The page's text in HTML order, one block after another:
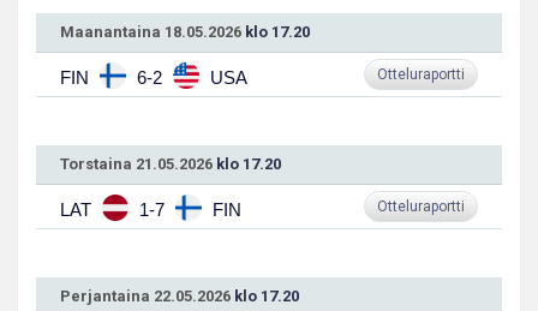
Maanantaina 18.05.2026 klo 17.20
FIN 6-2 USA Otteluraportti
Torstaina 21.05.2026 klo 17.20
LAT 1-7 FIN Otteluraportti
Perjantaina 22.05.2026 klo 17.20